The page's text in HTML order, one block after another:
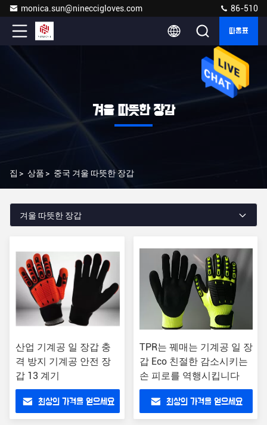
monica.sun@nineccigloves.com 86-510
따옴표
겨울 따뜻한 장갑
집 > 상품 > 중국 겨울 따뜻한 장갑
겨울 따뜻한 장갑
산업 기계공 일 장갑 충
격 방지 기계공 안전 장
갑 13 계기
최상의 가격을 얻으세요
TPR는 꿰매는 기계공 일 장
갑 Eco 친절한 감소시키는
손 피로를 역행시킵니다
최상의 가격을 얻으세요